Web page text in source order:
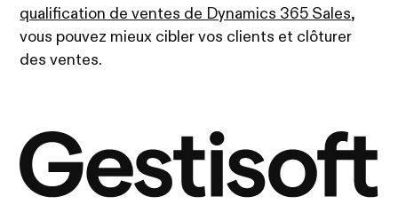
qualification de ventes de Dynamics 365 Sales,
vous pouvez mieux cibler vos clients et clôturer
des ventes.